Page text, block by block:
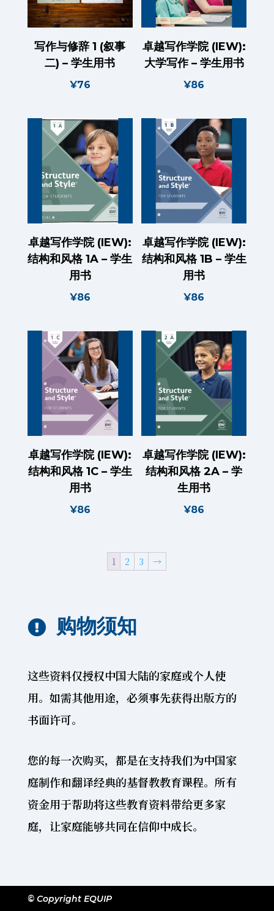
写作与修辞 1 (叙事
二) – 学生用书
¥76
卓越写作学院 (IEW):
大学写作 – 学生用书
¥86
卓越写作学院 (IEW):
结构和风格 1A – 学生
用书
¥86
卓越写作学院 (IEW):
结构和风格 1B – 学生
用书
¥86
卓越写作学院 (IEW):
结构和风格 1C – 学生
用书
¥86
卓越写作学院 (IEW):
结构和风格 2A – 学
生用书
¥86
1 2 3 →
 购物须知
这些资料仅授权中国大陆的家庭或个人使
用。如需其他用途，必须事先获得出版方的
书面许可。
您的每一次购买，都是在支持我们为中国家
庭制作和翻译经典的基督教教育课程。所有
资金用于帮助将这些教育资料带给更多家
庭，让家庭能够共同在信仰中成长。
© Copyright EQUIP